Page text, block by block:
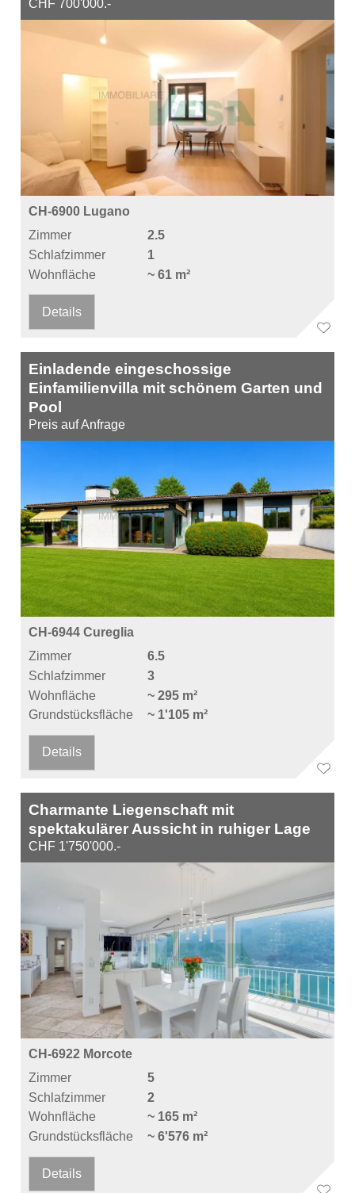
CHF 700'000.-
CH-6900 Lugano
Zimmer
2.5
Schlafzimmer
1
Wohnfläche
~ 61 m²
Details
Einladende eingeschossige
Einfamilienvilla mit schönem Garten und
Pool
Preis auf Anfrage
CH-6944 Cureglia
Zimmer
6.5
Schlafzimmer
3
Wohnfläche
~ 295 m²
Grundstücksfläche
~ 1'105 m²
Details
Charmante Liegenschaft mit
spektakulärer Aussicht in ruhiger Lage
CHF 1'750'000.-
CH-6922 Morcote
Zimmer
5
Schlafzimmer
2
Wohnfläche
~ 165 m²
Grundstücksfläche
~ 6'576 m²
Details